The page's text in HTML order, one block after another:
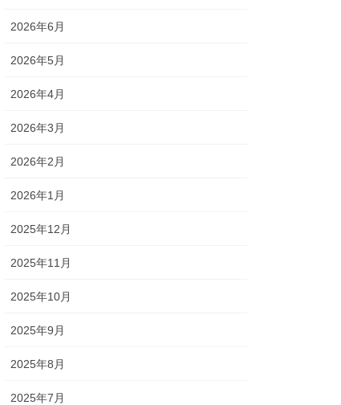
2026年6月
2026年5月
2026年4月
2026年3月
2026年2月
2026年1月
2025年12月
2025年11月
2025年10月
2025年9月
2025年8月
2025年7月